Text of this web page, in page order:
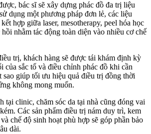
bác sĩ sẽ xây dựng phác đồ đa trị liệu
dụng một phương pháp đơn lẻ, các liệu
hợp giữa laser, mesotherapy, peel hóa học
nhằm tác động toàn diện vào nhiều cơ chế
trị, khách hàng sẽ được tái khám định kỳ
của sắc tố và điều chỉnh phác đồ khi cần
sao giúp tối ưu hiệu quả điều trị đồng thời
không mong muốn.
tại clinic, chăm sóc da tại nhà cũng đóng vai
Các sản phẩm điều trị nám duy trì, kem
chế độ sinh hoạt phù hợp sẽ góp phần bảo
dài.